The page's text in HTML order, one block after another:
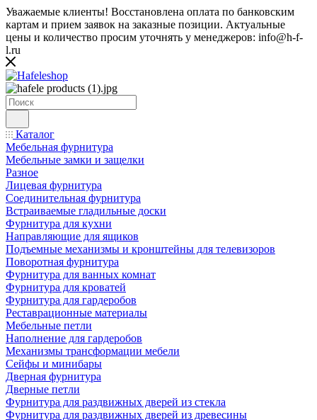
Уважаемые клиенты! Восстановлена оплата по банковским
картам и прием заявок на заказные позиции. Актуальные
цены и количество просим уточнять у менеджеров: info@h-f-
l.ru
Каталог
Мебельная фурнитура
Мебельные замки и защелки
Разное
Лицевая фурнитура
Соединительная фурнитура
Встраиваемые гладильные доски
Фурнитура для кухни
Направляющие для ящиков
Подъемные механизмы и кронштейны для телевизоров
Поворотная фурнитура
Фурнитура для ванных комнат
Фурнитура для кроватей
Фурнитура для гардеробов
Реставрационные материалы
Мебельные петли
Наполнение для гардеробов
Механизмы трансформации мебели
Сейфы и минибары
Дверная фурнитура
Дверные петли
Фурнитура для раздвижных дверей из стекла
Фурнитура для раздвижных дверей из древесины